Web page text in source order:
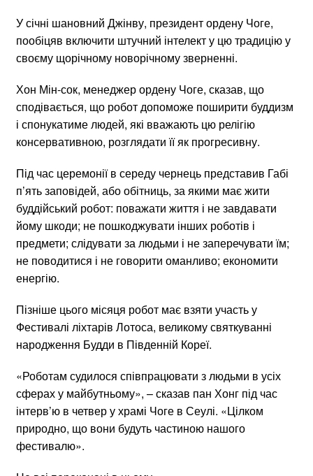
У січні шановний Джінву, президент ордену Чоге,
пообіцяв включити штучний інтелект у цю традицію у
своєму щорічному новорічному зверненні.
Хон Мін-сок, менеджер ордену Чоге, сказав, що
сподівається, що робот допоможе поширити буддизм
і спонукатиме людей, які вважають цю релігію
консервативною, розглядати її як прогресивну.
Під час церемонії в середу чернець представив Габі
п’ять заповідей, або обітниць, за якими має жити
буддійський робот: поважати життя і не завдавати
йому шкоди; не пошкоджувати інших роботів і
предмети; слідувати за людьми і не заперечувати їм;
не поводитися і не говорити оманливо; економити
енергію.
Пізніше цього місяця робот має взяти участь у
Фестивалі ліхтарів Лотоса, великому святкуванні
народження Будди в Південній Кореї.
«Роботам судилося співпрацювати з людьми в усіх
сферах у майбутньому», – сказав пан Хонг під час
інтерв’ю в четвер у храмі Чоге в Сеулі. «Цілком
природно, що вони будуть частиною нашого
фестивалю».